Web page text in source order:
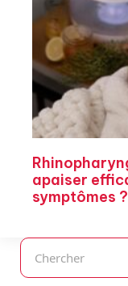
apaiser
symptômes ?
Rechercher